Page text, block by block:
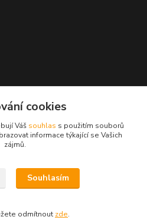
cookies
Váš souhlas s použitím souborů
informace týkající se Vašich
zájmů.
Souhlasím
odmítnout zde.